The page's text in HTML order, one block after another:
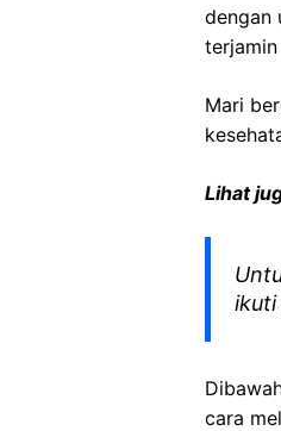
dengan
Mari
Lihat
ikuti
cara